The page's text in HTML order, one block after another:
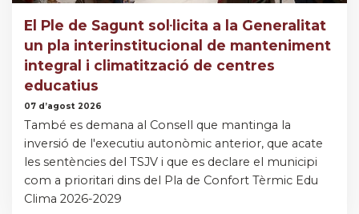
El Ple de Sagunt sol·licita a la Generalitat
un pla interinstitucional de manteniment
integral i climatització de centres
educatius
07 d’agost 2026
També es demana al Consell que mantinga la
inversió de l'executiu autonòmic anterior, que acate
les sentències del TSJV i que es declare el municipi
com a prioritari dins del Pla de Confort Tèrmic Edu
Clima 2026-2029